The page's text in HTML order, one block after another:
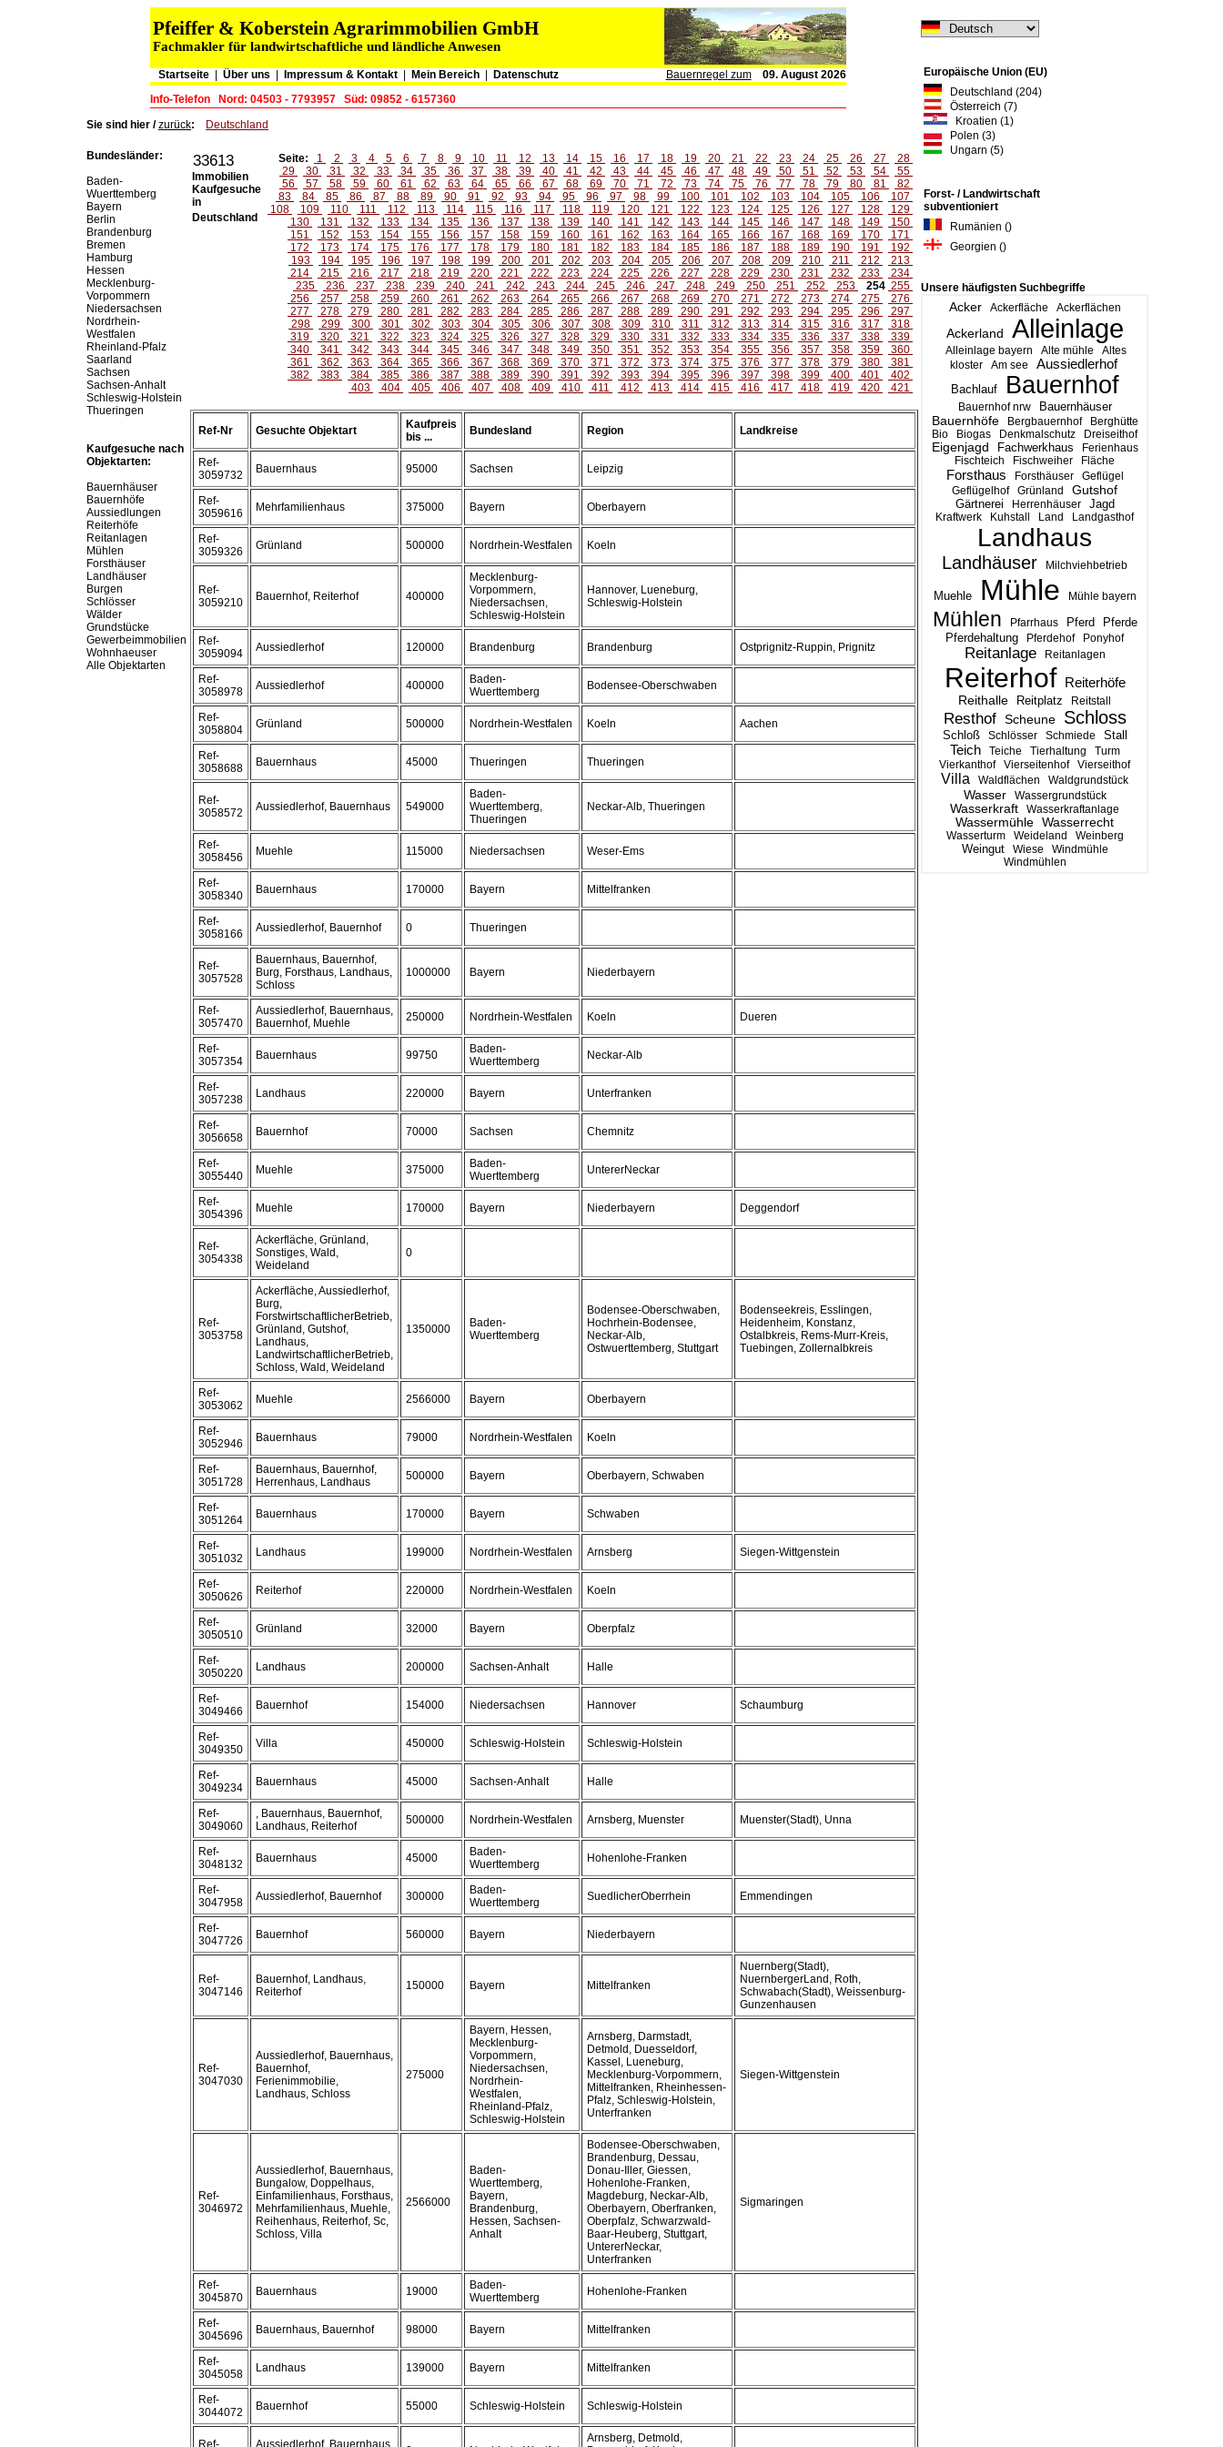
Pfeiffer & Koberstein Agrarimmobilien GmbH
Fachmakler für landwirtschaftliche und ländliche Anwesen
Startseite| Über uns Impressum & Kontakt| Mein Bereich Datenschutz Bauernregel zum
09. August 2026
Info-Telefon
Nord: 04503 - 7793957 Süd: 09852 - 6157360
Europäische Union (EU)
Deutschland (204)
Österreich (7)
Kroatien (1)
Polen (3)
Ungarn (5)
Forst- / Landwirtschaft
subventioniert
Rumänien ()
Georgien ()
Unsere häufigsten Suchbegriffe
Acker Ackerfläche Ackerflächen
Ackerland Alleinlage
Alleinlage bayern Alte mühle
Altes
kloster
Am see Aussiedlerhof
Bachlauf Bauernhof
Bauernhof nrw Bauernhäuser
Bauernhöfe Bergbauernhof
Berghütte
Bio
Biogas Denkmalschutz Dreiseithof
Eigenjagd Fachwerkhaus
Ferienhaus
Fischteich
Fischweiher Fläche
Forsthaus Forsthäuser
Geflügel
Geflügelhof
Grünland
Gutshof
Gärtnerei
Herrenhäuser Jagd
Kraftwerk Kuhstall Land Landgasthof
Landhaus
Landhäuser Milchviehbetrieb
Muehle Mühle Mühle bayern
Mühlen Pfarrhaus Pferd Pferde
Pferdehaltung Pferdehof Ponyhof
Reitanlage Reitanlagen
Reiterhof Reiterhöfe
Reithalle Reitplatz Reitstall
Resthof Scheune Schloss
Schloß Schlösser Schmiede Stall
Teich Teiche Tierhaltung
Turm
Vierkanthof
Vierseitenhof Vierseithof
Villa Waldflächen Waldgrundstück
Wasser Wassergrundstück
Wasserkraft Wasserkraftanlage
Wassermühle Wasserrecht
Wasserturm Weideland Weinberg
Weingut Wiese
Windmühle
Windmühlen
Sie sind hier /zurück: Deutschland
Bundesländer:
Baden-
Wuerttemberg
Bayern
Berlin
Brandenburg
Bremen
Hamburg
Hessen
Mecklenburg-
Vorpommern
Niedersachsen
Nordrhein-
Westfalen
Rheinland-Pfalz
Saarland
Sachsen
Sachsen-Anhalt
Schleswig-Holstein
Thueringen
Kaufgesuche nach
Objektarten:
Bauernhäuser
Bauernhöfe
Aussiedlungen
Reiterhöfe
Reitanlagen
Mühlen
Forsthäuser
Landhäuser
Burgen
Schlösser
Wälder
Grundstücke
Gewerbeimmobilien
Wohnhaeuser
Alle Objektarten
33613
Immobilien
Kaufgesuche
in
Deutschland
Seite: 1 2 3 4 5 6 7 8 9 10 11 12 13 14 15 16 17 18 19 20 21 22 23 24 25 26 27
28
29
30 31 32 33 34 35 36 37 38 39 40 41 42 43 44 45 46 47 48 49 50 51 52 53 54
55
56
57 58 59 60 61 62 63 64 65 66 67 68 69 70 71 72 73 74 75 76 77 78 79 80 81
82
83
84 85 86 87 88 89 90 91 92 93 94 95 96 97 98 99 100 101 102 103 104 105 106
107
108
109 110 111 112 113 114 115 116 117 118 119 120 121 122 123 124 125 126 127 128
129
130
131 132 133 134 135 136 137 138 139 140 141 142 143 144 145 146 147 148 149
150
151
152 153 154 155 156 157 158 159 160 161 162 163 164 165 166 167 168 169 170
171
172
173 174 175 176 177 178 179 180 181 182 183 184 185 186 187 188 189 190 191
192
193
194 195 196 197 198 199 200 201 202 203 204 205 206 207 208 209 210 211 212
213
214
215 216 217 218 219 220 221 222 223 224 225 226 227 228 229 230 231 232 233
234
235
236 237 238 239 240 241 242 243 244 245 246 247 248 249 250 251 252 253 254 255
256
257 258 259 260 261 262 263 264 265 266 267 268 269 270 271 272 273 274 275
276
277
278 279 280 281 282 283 284 285 286 287 288 289 290 291 292 293 294 295 296
297
298
299 300 301 302 303 304 305 306 307 308 309 310 311 312 313 314 315 316 317
318
319
320 321 322 323 324 325 326 327 328 329 330 331 332 333 334 335 336 337 338
339
340
341 342 343 344 345 346 347 348 349 350 351 352 353 354 355 356 357 358 359
360
361
362 363 364 365 366 367 368 369 370 371 372 373 374 375 376 377 378 379 380
381
382
383 384 385 386 387 388 389 390 391 392 393 394 395 396 397 398 399 400 401
402
403
404 405 406 407 408 409 410 411 412 413 414 415 416 417 418 419 420 421
Ref-Nr Gesuchte Objektart
Kaufpreis
bis ...
Bundesland Region Landkreise
Ref-
3059732
Bauernhaus 95000 Sachsen Leipzig
Ref-
3059616
Mehrfamilienhaus 375000 Bayern Oberbayern
Ref-
3059326
Grünland 500000 Nordrhein-Westfalen Koeln
Ref-
3059210
Bauernhof, Reiterhof 400000
Mecklenburg-
Vorpommern,
Niedersachsen,
Schleswig-Holstein
Hannover, Lueneburg,
Schleswig-Holstein
Ref-
3059094
Aussiedlerhof 120000 Brandenburg Brandenburg Ostprignitz-Ruppin, Prignitz
Ref-
3058978
Aussiedlerhof 400000
Baden-
Wuerttemberg
Bodensee-Oberschwaben
Ref-
3058804
Grünland 500000 Nordrhein-Westfalen Koeln Aachen
Ref-
3058688
Bauernhaus 45000 Thueringen Thueringen
Ref-
3058572
Aussiedlerhof, Bauernhaus 549000
Baden-
Wuerttemberg,
Thueringen
Neckar-Alb, Thueringen
Ref-
3058456
Muehle 115000 Niedersachsen Weser-Ems
Ref-
3058340
Bauernhaus 170000 Bayern Mittelfranken
Ref-
3058166
Aussiedlerhof, Bauernhof 0 Thueringen
Ref-
3057528
Bauernhaus, Bauernhof,
Burg, Forsthaus, Landhaus,
Schloss
1000000 Bayern Niederbayern
Ref-
3057470
Aussiedlerhof, Bauernhaus,
Bauernhof, Muehle
250000 Nordrhein-Westfalen Koeln Dueren
Ref-
3057354
Bauernhaus 99750
Baden-
Wuerttemberg
Neckar-Alb
Ref-
3057238
Landhaus 220000 Bayern Unterfranken
Ref-
3056658
Bauernhof 70000 Sachsen Chemnitz
Ref-
3055440
Muehle 375000
Baden-
Wuerttemberg
UntererNeckar
Ref-
3054396
Muehle 170000 Bayern Niederbayern Deggendorf
Ref-
3054338
Ackerfläche, Grünland,
Sonstiges, Wald,
Weideland
0
Ref-
3053758
Ackerfläche, Aussiedlerhof,
Burg,
ForstwirtschaftlicherBetrieb,
Grünland, Gutshof,
Landhaus,
LandwirtschaftlicherBetrieb,
Schloss, Wald, Weideland
1350000
Baden-
Wuerttemberg
Bodensee-Oberschwaben,
Hochrhein-Bodensee,
Neckar-Alb,
Ostwuerttemberg, Stuttgart
Bodenseekreis, Esslingen,
Heidenheim, Konstanz,
Ostalbkreis, Rems-Murr-Kreis,
Tuebingen, Zollernalbkreis
Ref-
3053062
Muehle 2566000 Bayern Oberbayern
Ref-
3052946
Bauernhaus 79000 Nordrhein-Westfalen Koeln
Ref-
3051728
Bauernhaus, Bauernhof,
Herrenhaus, Landhaus
500000 Bayern Oberbayern, Schwaben
Ref-
3051264
Bauernhaus 170000 Bayern Schwaben
Ref-
3051032
Landhaus 199000 Nordrhein-Westfalen Arnsberg Siegen-Wittgenstein
Ref-
3050626
Reiterhof 220000 Nordrhein-Westfalen Koeln
Ref-
3050510
Grünland 32000 Bayern Oberpfalz
Ref-
3050220
Landhaus 200000 Sachsen-Anhalt Halle
Ref-
3049466
Bauernhof 154000 Niedersachsen Hannover Schaumburg
Ref-
3049350
Villa 450000 Schleswig-Holstein Schleswig-Holstein
Ref-
3049234
Bauernhaus 45000 Sachsen-Anhalt Halle
Ref-
3049060
, Bauernhaus, Bauernhof,
Landhaus, Reiterhof
500000 Nordrhein-Westfalen Arnsberg, Muenster Muenster(Stadt), Unna
Ref-
3048132
Bauernhaus 45000
Baden-
Wuerttemberg
Hohenlohe-Franken
Ref-
3047958
Aussiedlerhof, Bauernhof 300000
Baden-
Wuerttemberg
SuedlicherOberrhein Emmendingen
Ref-
3047726
Bauernhof 560000 Bayern Niederbayern
Ref-
3047146
Bauernhof, Landhaus,
Reiterhof
150000 Bayern Mittelfranken
Nuernberg(Stadt),
NuernbergerLand, Roth,
Schwabach(Stadt), Weissenburg-
Gunzenhausen
Ref-
3047030
Aussiedlerhof, Bauernhaus,
Bauernhof,
Ferienimmobilie,
Landhaus, Schloss
275000
Bayern, Hessen,
Mecklenburg-
Vorpommern,
Niedersachsen,
Nordrhein-
Westfalen,
Rheinland-Pfalz,
Schleswig-Holstein
Arnsberg, Darmstadt,
Detmold, Duesseldorf,
Kassel, Lueneburg,
Mecklenburg-Vorpommern,
Mittelfranken, Rheinhessen-
Pfalz, Schleswig-Holstein,
Unterfranken
Siegen-Wittgenstein
Ref-
3046972
Aussiedlerhof, Bauernhaus,
Bungalow, Doppelhaus,
Einfamilienhaus, Forsthaus,
Mehrfamilienhaus, Muehle,
Reihenhaus, Reiterhof, Sc,
Schloss, Villa
2566000
Baden-
Wuerttemberg,
Bayern,
Brandenburg,
Hessen, Sachsen-
Anhalt
Bodensee-Oberschwaben,
Brandenburg, Dessau,
Donau-Iller, Giessen,
Hohenlohe-Franken,
Magdeburg, Neckar-Alb,
Oberbayern, Oberfranken,
Oberpfalz, Schwarzwald-
Baar-Heuberg, Stuttgart,
UntererNeckar,
Unterfranken
Sigmaringen
Ref-
3045870
Bauernhaus 19000
Baden-
Wuerttemberg
Hohenlohe-Franken
Ref-
3045696
Bauernhaus, Bauernhof 98000 Bayern Mittelfranken
Ref-
3045058
Landhaus 139000 Bayern Mittelfranken
Ref-
3044072
Bauernhof 55000 Schleswig-Holstein Schleswig-Holstein
Ref-
Aussiedlerhof, Bauernhaus,
Arnsberg, Detmold,